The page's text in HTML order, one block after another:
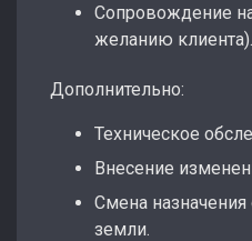
Сопровождение
желанию клиента).
Дополнительно:
Техническое
Внесение
Смена
земли.